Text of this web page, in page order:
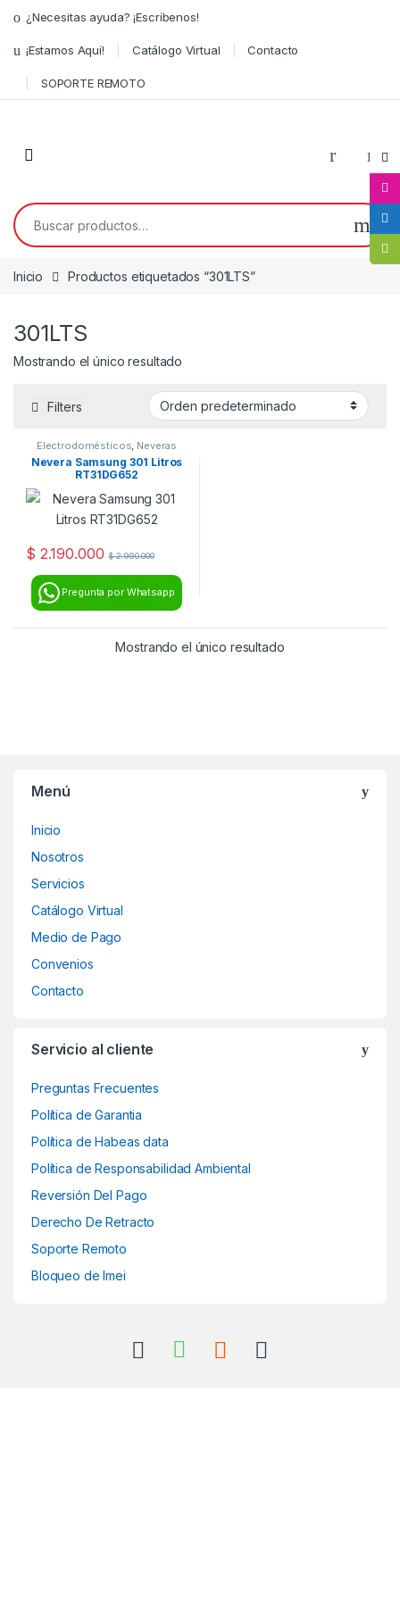
¿Necesitas ayuda? ¡Escríbenos!
¡Estamos Aquí! Catálogo Virtual Contacto
SOPORTE REMOTO
Inicio Productos etiquetados “301LTS”
301LTS
Mostrando el único resultado
Filters
Electrodomésticos, Neveras
Nevera Samsung 301 Litros
RT31DG652
$ 2.190.000 $2.990.000
Pregunta por Whatsapp
Mostrando el único resultado
Menú
Inicio
Nosotros
Servicios
Catálogo Virtual
Medio de Pago
Convenios
Contacto
Servicio al cliente
Preguntas Frecuentes
Política de Garantia
Política de Habeas data
Política de Responsabilidad Ambiental
Reversión Del Pago
Derecho De Retracto
Soporte Remoto
Bloqueo de Imei